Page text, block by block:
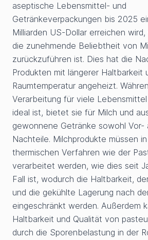
aseptische Lebensmittel- und
Getränkeverpackungen bis 2025
Milliarden US-Dollar erreichen
die zunehmende Beliebtheit von
zurückzuführen ist. Dies hat die
Produkten mit längerer Haltbarkeit
Raumtemperatur angeheizt.
Verarbeitung für viele
ideal ist, bietet sie für Milch und
gewonnene Getränke sowohl Vor-
Nachteile. Milchprodukte müssen
thermischen Verfahren wie der
verarbeitet werden, wie dies seit
Fall ist, wodurch die Haltbarkeit,
und die gekühlte Lagerung nach
eingeschränkt werden. Außerdem
Haltbarkeit und Qualität von
durch die Sporenbelastung in der